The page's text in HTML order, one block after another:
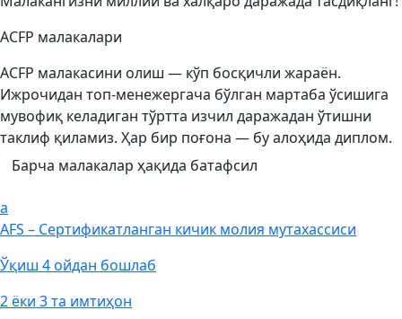
ACFP малакалари
ACFP малакасини олиш — кўп босқичли жараён.
Ижрочидан топ-менежергача бўлган мартаба ўсишига
мувофиқ келадиган тўртта изчил даражадан ўтишни
таклиф қиламиз. Ҳар бир поғона — бу алоҳида диплом.
Барча малакалар ҳақида батафсил
a
AFS – Сертификатланган кичик молия мутахассиси
Ўқиш 4 ойдан бошлаб
2 ёки 3 та имтиҳон